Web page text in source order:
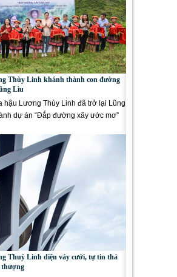
Thùy Linh khánh thành con đường
Lìu
hậu Lương Thùy Linh đã trở lại Lũng
dự án “Đắp đường xây ước mơ”
Thuỳ Linh diện váy cưới, tự tin thả
thượng